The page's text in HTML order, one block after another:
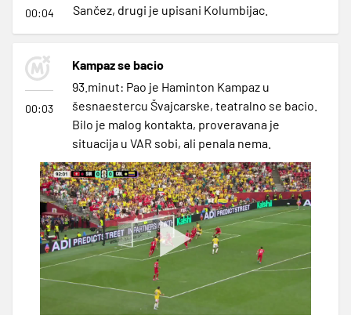
00:04
Sančez, drugi je upisani Kolumbijac.
00:03
Kampaz se bacio
93.minut: Pao je Haminton Kampaz u
šesnaestercu Švajcarske, teatralno se bacio.
Bilo je malog kontakta, proveravana je
situacija u VAR sobi, ali penala nema.